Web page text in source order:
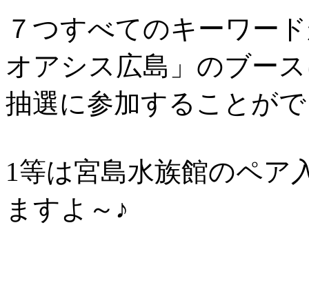
７つすべてのキーワー
オアシス広島」のブー
抽選に参加することが
1等は宮島水族館のペア
ますよ～♪